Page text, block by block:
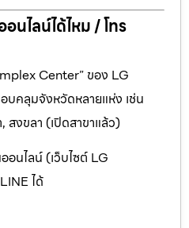
นไลน์ได้ไหม / โทร
Center” ของ LG
บคลุมจังหวัดหลายแห่ง เช่น
สงขลา (เปิดสาขาแล้ว)
นไลน์ (เว็บไซต์ LG
ได้